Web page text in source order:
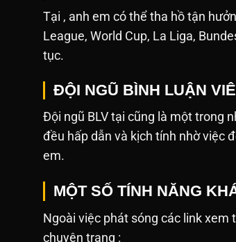
Tại , anh em có thể tha hồ tận
League, World Cup, La Liga,
tục.
ĐỘI NGŨ BÌNH LUẬN
Đội ngũ BLV tại cũng là một trong
đều hấp dẫn và kịch tính nhờ việc
em.
MỘT SỐ TÍNH NĂNG
Ngoài việc phát sóng các link
chuyên trang :